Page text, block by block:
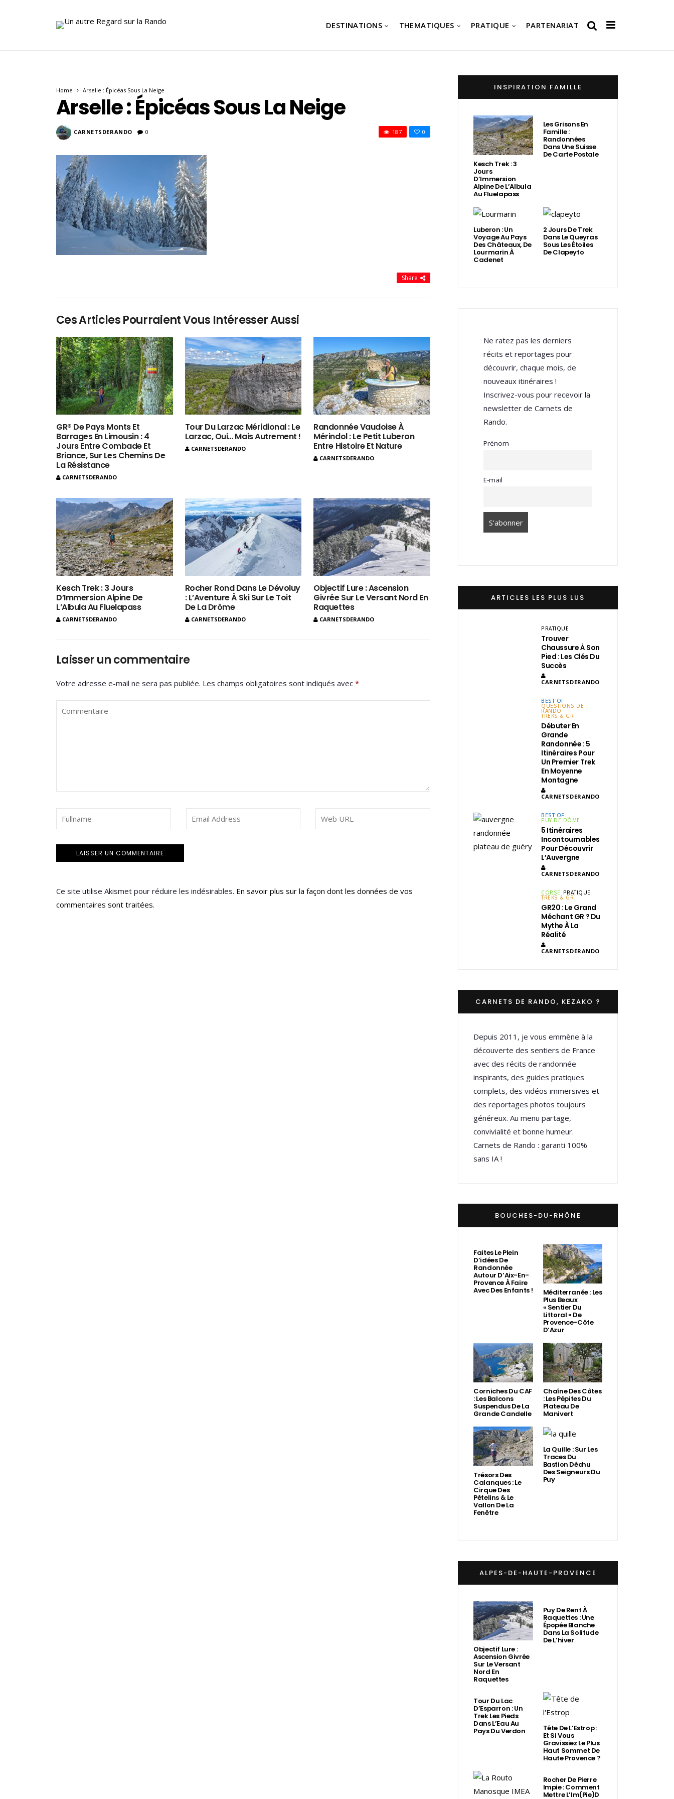
DESTINATIONS THEMATIQUES PRATIQUE PARTENARIAT
Home Arselle : Épicéas Sous La Neige
Arselle : Épicéas Sous La Neige
CARNETSDERANDO 0 0
187
Share
Ces Articles Pourraient Vous Intéresser Aussi
GR® De Pays Monts Et
Barrages En Limousin : 4
Jours Entre Combade Et
Briance, Sur Les Chemins De
La Résistance
CARNETSDERANDO
Tour Du Larzac Méridional : Le
Larzac, Oui… Mais Autrement !
CARNETSDERANDO
Randonnée Vaudoise À
Mérindol : Le Petit Luberon
Entre Histoire Et Nature
CARNETSDERANDO
Kesch Trek : 3 Jours
D’Immersion Alpine De
L’Albula Au Fluelapass
CARNETSDERANDO
Rocher Rond Dans Le Dévoluy
: L’Aventure À Ski Sur Le Toit
De La Drôme
CARNETSDERANDO
Objectif Lure : Ascension
Givrée Sur Le Versant Nord En
Raquettes
CARNETSDERANDO
Laisser un commentaire
Votre adresse e-mail ne sera pas publiée. Les champs obligatoires sont indiqués avec *
Ce site utilise Akismet pour réduire les indésirables. En savoir plus sur la façon dont les données de vos
commentaires sont traitées.
INSPIRATION FAMILLE
Kesch Trek : 3
Jours
D’Immersion
Alpine De L’Albula
Au Fluelapass
Les Grisons En
Famille :
Randonnées
Dans Une Suisse
De Carte Postale
Luberon : Un
Voyage Au Pays
Des Châteaux, De
Lourmarin À
Cadenet
2 Jours De Trek
Dans Le Queyras
Sous Les Étoiles
De Clapeyto
Ne ratez pas les derniers
récits et reportages pour
découvrir, chaque mois, de
nouveaux itinéraires !
Inscrivez-vous pour recevoir la
newsletter de Carnets de
Rando.
Prénom
E-mail
ARTICLES LES PLUS LUS
PRATIQUE
Trouver
Chaussure À Son
Pied : Les Clés Du
Succès
CARNETSDERANDO
BEST OF
QUESTIONS DE
RANDO
TREKS & GR
Débuter En
Grande
Randonnée : 5
Itinéraires Pour
Un Premier Trek
En Moyenne
Montagne
CARNETSDERANDO
BEST OF
PUY-DE-DÔME
5 Itinéraires
Incontournables
Pour Découvrir
L’Auvergne
CARNETSDERANDO
CORSE PRATIQUE
TREKS & GR
GR20 : Le Grand
Méchant GR ? Du
Mythe À La
Réalité
CARNETSDERANDO
CARNETS DE RANDO, KEZAKO ?
Depuis 2011, je vous emmène à la
découverte des sentiers de France
avec des récits de randonnée
inspirants, des guides pratiques
complets, des vidéos immersives et
des reportages photos toujours
généreux. Au menu partage,
convivialité et bonne humeur.
Carnets de Rando : garanti 100%
sans IA !
BOUCHES-DU-RHÔNE
Faites Le Plein
D’idées De
Randonnée
Autour D’Aix-En-
Provence À Faire
Avec Des Enfants ! Méditerranée : Les
Plus Beaux
« Sentier Du
Littoral » De
Provence-Côte
D’Azur
Corniches Du CAF
: Les Balcons
Suspendus De La
Grande Candelle
Chaîne Des Côtes
: Les Pépites Du
Plateau De
Manivert
Trésors Des
Calanques : Le
Cirque Des
Pételins & Le
Vallon De La
Fenêtre
La Quille : Sur Les
Traces Du
Bastion Déchu
Des Seigneurs Du
Puy
ALPES-DE-HAUTE-PROVENCE
Objectif Lure :
Ascension Givrée
Sur Le Versant
Nord En
Raquettes
Puy De Rent À
Raquettes : Une
Épopée Blanche
Dans La Solitude
De L’hiver
Tour Du Lac
D’Esparron : Un
Trek Les Pieds
Dans L’Eau Au
Pays Du Verdon Tête De L’Estrop :
Et Si Vous
Gravissiez Le Plus
Haut Sommet De
Haute Provence ?
Rocher De Pierre
Impie : Comment
Mettre L’Im(Pie)d